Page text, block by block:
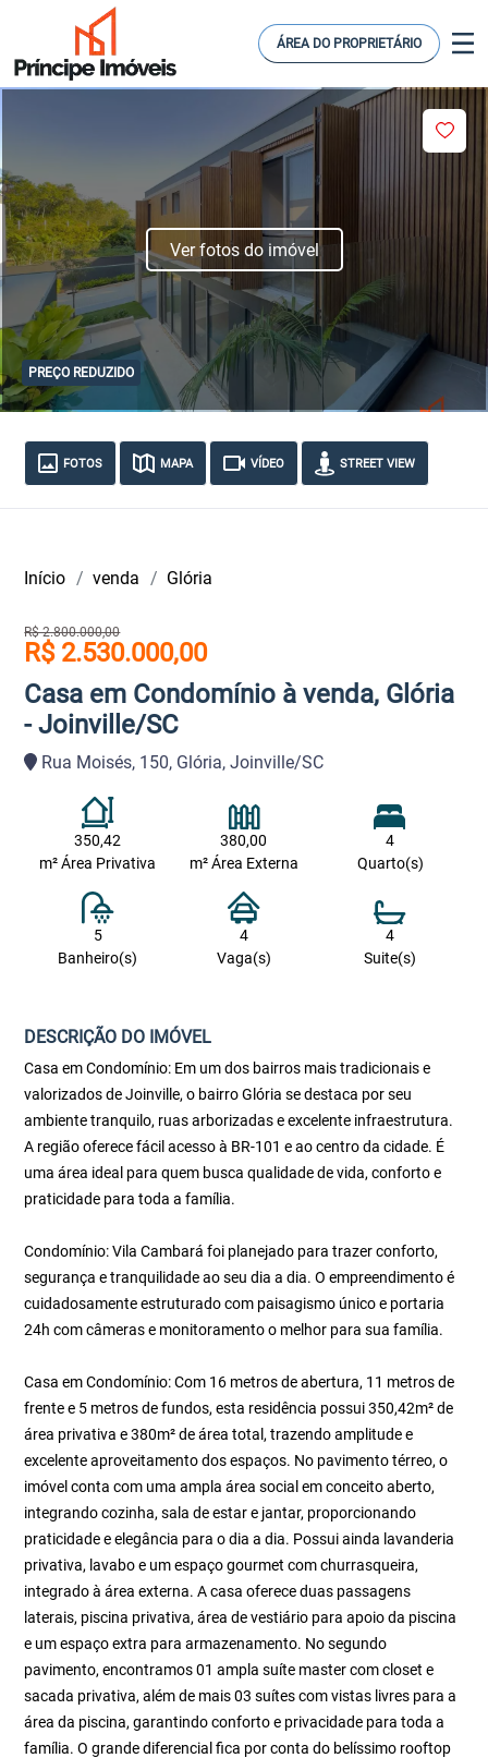
ÁREA DO PROPRIETÁRIO
PREÇO REDUZIDO
Ver fotos do imóvel
FOTOS MAPA VÍDEO STREET VIEW
Início venda Glória
R$ 2.800.000,00
R$ 2.530.000,00
Casa em Condomínio à venda, Glória
- Joinville/SC
Rua Moisés, 150, Glória, Joinville/SC
350,42
m² Área Privativa
380,00
m² Área Externa
4
Quarto(s)
5
Banheiro(s)
4
Vaga(s)
4
Suite(s)
DESCRIÇÃO DO IMÓVEL
Casa em Condomínio: Em um dos bairros mais tradicionais e
valorizados de Joinville, o bairro Glória se destaca por seu
ambiente tranquilo, ruas arborizadas e excelente infraestrutura.
A região oferece fácil acesso à BR-101 e ao centro da cidade. É
uma área ideal para quem busca qualidade de vida, conforto e
praticidade para toda a família.
Condomínio: Vila Cambará foi planejado para trazer conforto,
segurança e tranquilidade ao seu dia a dia. O empreendimento é
cuidadosamente estruturado com paisagismo único e portaria
24h com câmeras e monitoramento o melhor para sua família.
Casa em Condomínio: Com 16 metros de abertura, 11 metros de
frente e 5 metros de fundos, esta residência possui 350,42m² de
área privativa e 380m² de área total, trazendo amplitude e
excelente aproveitamento dos espaços. No pavimento térreo, o
imóvel conta com uma ampla área social em conceito aberto,
integrando cozinha, sala de estar e jantar, proporcionando
praticidade e elegância para o dia a dia. Possui ainda lavanderia
privativa, lavabo e um espaço gourmet com churrasqueira,
integrado à área externa. A casa oferece duas passagens
laterais, piscina privativa, área de vestiário para apoio da piscina
e um espaço extra para armazenamento. No segundo
pavimento, encontramos 01 ampla suíte master com closet e
sacada privativa, além de mais 03 suítes com vistas livres para a
área da piscina, garantindo conforto e privacidade para toda a
família. O grande diferencial fica por conta do belíssimo rooftop